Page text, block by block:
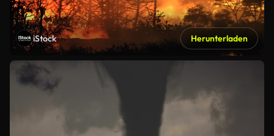
iStock Herunterladen